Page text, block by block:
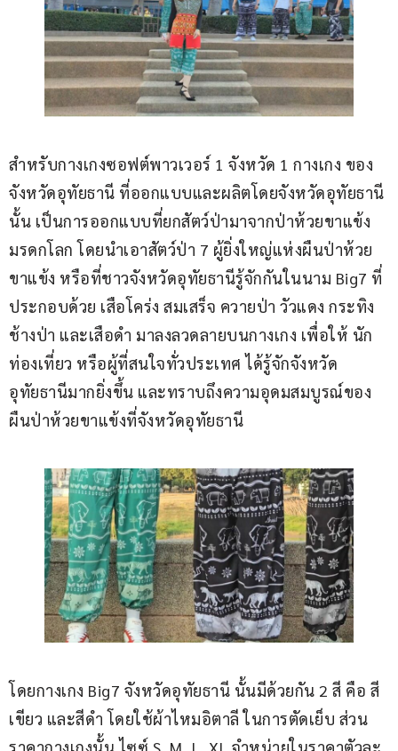
สำหรับกางเกงซอฟต์พาวเวอร์ 1 จังหวัด 1 กางเกง ของ
จังหวัดอุทัยธานี ที่ออกแบบและผลิตโดยจังหวัดอุทัยธานี
นั้น เป็นการออกแบบที่ยกสัตว์ป่ามาจากป่าห้วยขาแข้ง
มรดกโลก โดยนำเอาสัตว์ป่า 7 ผู้ยิ่งใหญ่แห่งผืนป่าห้วย
ขาแข้ง หรือที่ชาวจังหวัดอุทัยธานีรู้จักกันในนาม Big7 ที่
ประกอบด้วย เสือโคร่ง สมเสร็จ ควายป่า วัวแดง กระทิง
ช้างป่า และเสือดำ มาลงลวดลายบนกางเกง เพื่อให้ นัก
ท่องเที่ยว หรือผู้ที่สนใจทั่วประเทศ ได้รู้จักจังหวัด
อุทัยธานีมากยิ่งขึ้น และทราบถึงความอุดมสมบูรณ์ของ
ผืนป่าห้วยขาแข้งที่จังหวัดอุทัยธานี
โดยกางเกง Big7 จังหวัดอุทัยธานี นั้นมีด้วยกัน 2 สี คือ สี
เขียว และสีดำ โดยใช้ผ้าไหมอิตาลี ในการตัดเย็บ ส่วน